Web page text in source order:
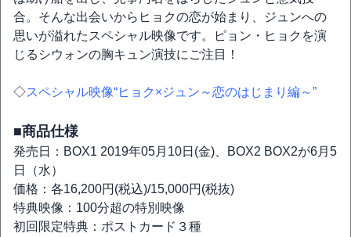
合。そんな出会いからヒョクの恋が始まり、ジュンへの
思いが溢れたスペシャル映像です。ピョン・ヒョクを演
じるシウォンの胸キュン演技にご注目！
◇スペシャル映像“ヒョク×ジュン～恋のはじまり編～”
■商品仕様
発売日：BOX1 2019年05月10日(金)、BOX2 BOX2が6月5
日（水）
価格：各16,200円(税込)/15,000円(税抜)
特典映像：100分超の特別映像
初回限定特典：ポストカード３種